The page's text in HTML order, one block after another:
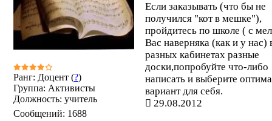
Ранг: Доцент (?)
Группа: Активисты
Должность: учитель
Сообщений: 1688
Если заказывать (что бы не
получился "кот в мешке"),
пройдитесь по школе ( с
Вас наверняка (как и у нас)
разных кабинетах разные
доски,попробуйте что-либо
написать и выберите
вариант для себя.
29.08.2012